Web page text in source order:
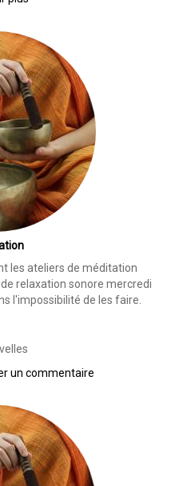
:
Naturopathie
les ateliers de méditation
relaxation sonore mercredi
l'impossibilité de les faire.
un commentaire